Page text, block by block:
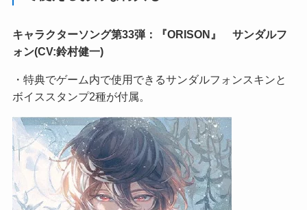
キャラクターソング第33弾：『ORISON』 サンダルフ
ォン(CV:鈴村健一)
・特典でゲーム内で使用できるサンダルフォンスキンと
ボイススタンプ2種が付属。